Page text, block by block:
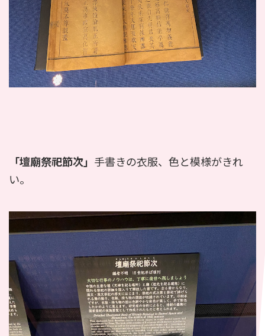
「壇廟祭祀節次」 手書きの衣服、色と模様がきれ
い。